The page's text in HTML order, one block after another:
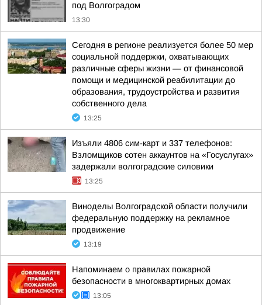
под Волгоградом
13:30
Сегодня в регионе реализуется более 50 мер
социальной поддержки, охватывающих
различные сферы жизни — от финансовой
помощи и медицинской реабилитации до
образования, трудоустройства и развития
собственного дела
13:25
Изъяли 4806 сим-карт и 337 телефонов:
Взломщиков сотен аккаунтов на «Госуслугах»
задержали волгоградские силовики
13:25
Виноделы Волгоградской области получили
федеральную поддержку на рекламное
продвижение
13:19
Напоминаем о правилах пожарной
безопасности в многоквартирных домах
13:05